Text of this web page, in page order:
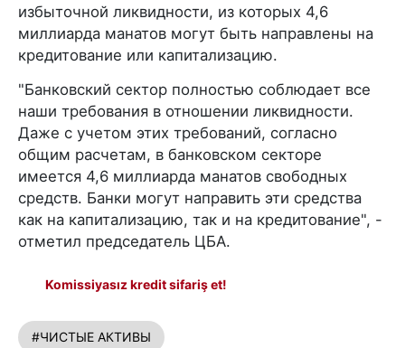
избыточной ликвидности, из которых 4,6
миллиарда манатов могут быть направлены на
кредитование или капитализацию.
"Банковский сектор полностью соблюдает все
наши требования в отношении ликвидности.
Даже с учетом этих требований, согласно
общим расчетам, в банковском секторе
имеется 4,6 миллиарда манатов свободных
средств. Банки могут направить эти средства
как на капитализацию, так и на кредитование", -
отметил председатель ЦБА.
Komissiyasız kredit sifariş et!
#ЧИСТЫЕ АКТИВЫ